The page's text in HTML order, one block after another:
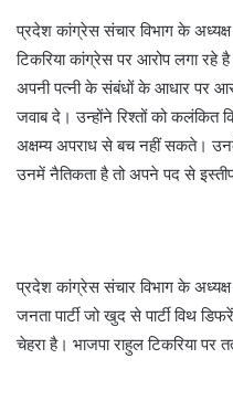
प्रदेश कांग्रेस संचार विभाग के
टिकरिया कांग्रेस पर आरोप लगा रहे
अपनी पत्नी के संबंधों के आधार पर
जवाब दे। उन्होंने रिश्तों को
अक्षम्य अपराध से बच नहीं सकते।
उनमें नैतिकता है तो अपने पद से
प्रदेश कांग्रेस संचार विभाग के
जनता पार्टी जो खुद से पार्टी विथ
चेहरा है। भाजपा राहुल टिकरिया पर